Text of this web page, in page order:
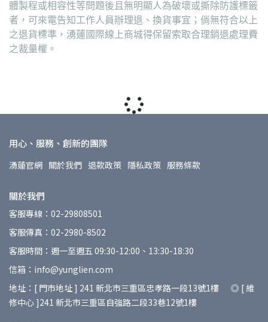
體製程或相容性等問題後且無明顯人為破壞或撕除防護標籤
者，可來電告知工作人員辦理退、換貨事宜；倘無符合以上
之退貨標準，湧蓮國際線上商城得保留索取合理銷退處理費
之裁量權。
用心、服務、創新的團隊
湧蓮官網 關於我們 退款政策 隱私政策 服務條款
關於我們
客服專線：02-29808501
客服傳真：02-2980-8502
客服時間：週一至週五 09:30-12:00、13:30-18:30
信箱：info@yunglien.com
地址：[ 門市地址 ] 241 新北市三重區忠孝路一段13號1樓 ◎ [ 維
修中心 ]241 新北市三重區自強路二段33巷12號1樓